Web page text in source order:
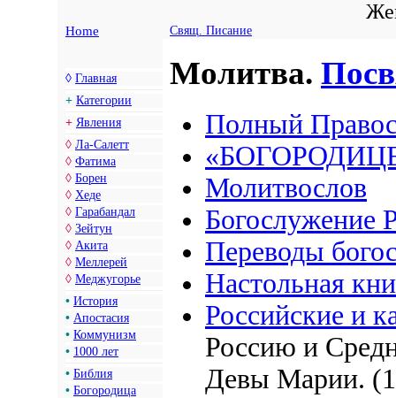
Home Свящ. Писание
◊ Главная
+ Категории
+ Явления
◊ Ла-Салетт
◊ Фатима
◊ Борен
◊ Хеде
◊ Гарабандал
◊ Зейтун
◊ Акита
◊ Меллерей
◊ Меджугорье
• История
• Апостасия
• Коммунизм
• 1000 лет
• Библия
• Богородица
Молитва.
Полный
Молитвослов
Богослужение
Переводы
Настольная
Российские и
Россию и
Девы Марии.